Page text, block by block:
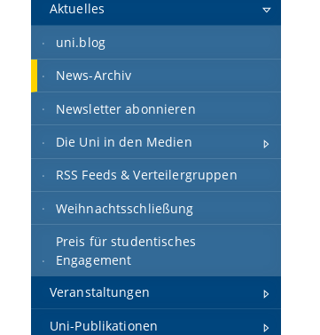
Aktuelles
uni.blog
News-Archiv
Newsletter abonnieren
Die Uni in den Medien
RSS Feeds & Verteilergruppen
Weihnachtsschließung
Preis für studentisches
Engagement
Veranstaltungen
Uni-Publikationen